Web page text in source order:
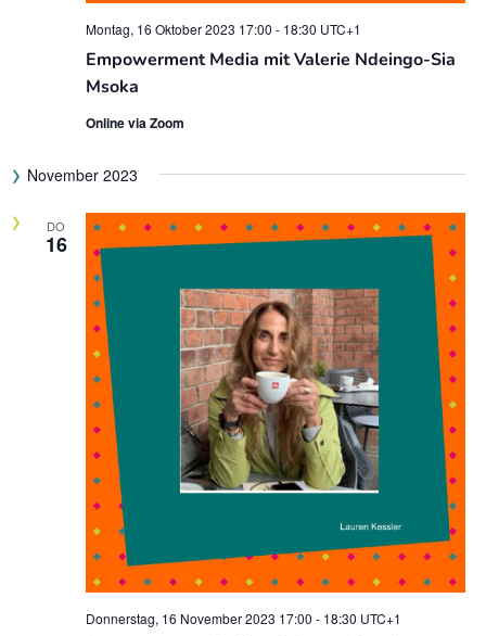
Empowerment Media mit Valerie Ndeingo-Sia
Msoka
Montag, 16 Oktober 2023 17:00 - 18:30 UTC+1
Online via Zoom
November 2023
DO
16
Donnerstag, 16 November 2023 17:00 - 18:30 UTC+1